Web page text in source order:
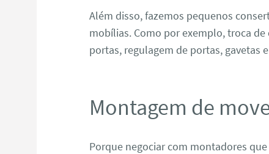
Além disso, fazemos pequenos
mobílias. Como por exemplo, troca
portas, regulagem de portas, gavetas
Montagem de
Porque negociar com montadores